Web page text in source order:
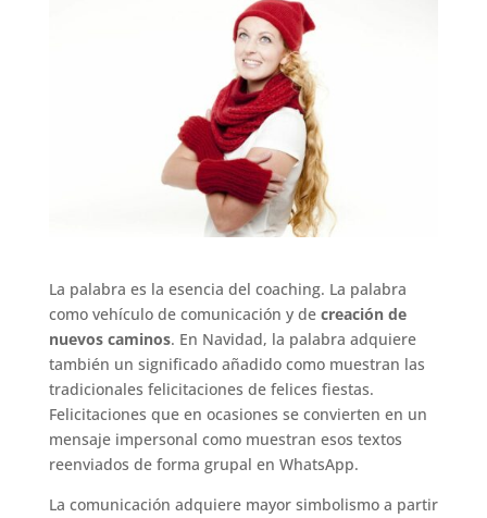
La palabra es la esencia del coaching. La palabra
como vehículo de comunicación y de creación de
nuevos caminos. En Navidad, la palabra adquiere
también un significado añadido como muestran las
tradicionales felicitaciones de felices fiestas.
Felicitaciones que en ocasiones se convierten en un
mensaje impersonal como muestran esos textos
reenviados de forma grupal en WhatsApp.
La comunicación adquiere mayor simbolismo a partir